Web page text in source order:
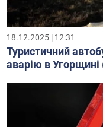
18.12.2025 | 12:31
Туристичний
аварію в